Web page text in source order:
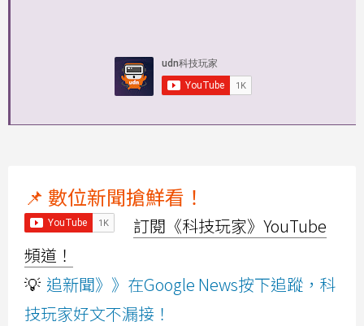
📌 數位新聞搶鮮看！
訂閱《科技玩家》YouTube
頻道！
💡 追新聞》》在Google News按下追蹤，科
技玩家好文不漏接！